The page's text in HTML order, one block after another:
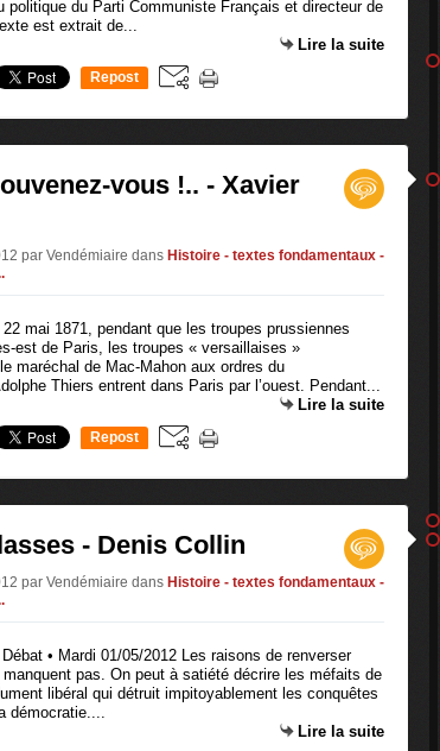
politique du Parti Communiste Français et directeur de
est extrait de...
Lire la suite
Repost
vous !.. - Xavier
par Vendémiaire dans Histoire - textes fondamentaux -
22 mai 1871, pendant que les troupes prussiennes
est de Paris, les troupes « versaillaises »
maréchal de Mac-Mahon aux ordres du
Thiers entrent dans Paris par l’ouest. Pendant...
Lire la suite
Repost
- Denis Collin
par Vendémiaire dans Histoire - textes fondamentaux -
• Mardi 01/05/2012 Les raisons de renverser
manquent pas. On peut à satiété décrire les méfaits de
libéral qui détruit impitoyablement les conquêtes
démocratie....
Lire la suite